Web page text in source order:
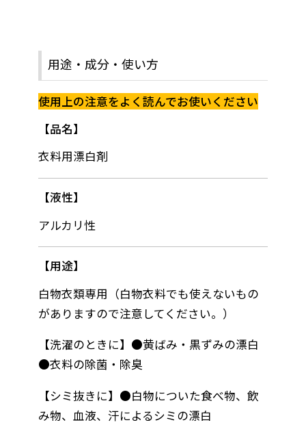
用途・成分・使い方
使用上の注意をよく読んでお使いください
品名
衣料用漂白剤
液性
アルカリ性
用途
白物衣類専用（白物衣料でも使えないもの
がありますので注意してください。）
【洗濯のときに】●黄ばみ・黒ずみの漂白
●衣料の除菌・除臭
【シミ抜きに】●白物についた食べ物、飲
み物、血液、汗によるシミの漂白